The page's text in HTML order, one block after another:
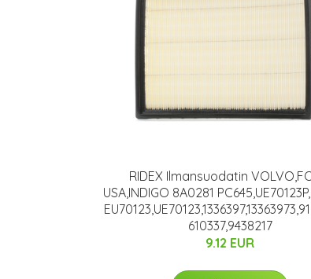
RIDEX Ilmansuodatin
USA,INDIGO 8A0281
610337,9438217
9.12 EUR